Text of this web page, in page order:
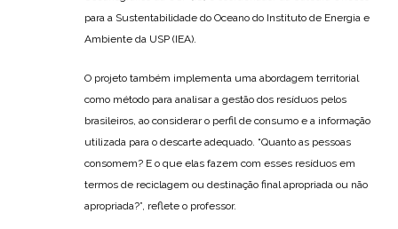
para a Sustentabilidade do Oceano do Instituto de Energia e
Ambiente da USP (IEA).
O projeto também implementa uma abordagem territorial
como método para analisar a gestão dos resíduos pelos
brasileiros, ao considerar o perfil de consumo e a informação
utilizada para o descarte adequado. “Quanto as pessoas
consomem? E o que elas fazem com esses resíduos em
termos de reciclagem ou destinação final apropriada ou não
apropriada?”, reflete o professor.